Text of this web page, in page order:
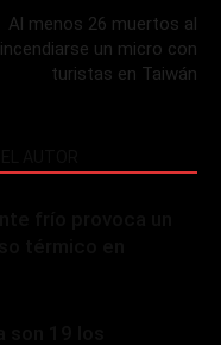
Al menos 26 muertos al
incendiarse un micro con
turistas en Taiwán